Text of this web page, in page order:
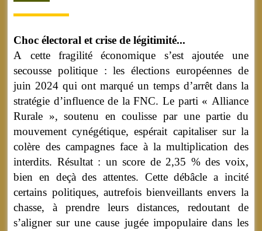
Choc électoral et crise de légitimité...
A cette fragilité économique s’est ajoutée une
secousse politique : les élections européennes de
juin 2024 qui ont marqué un temps d’arrêt dans la
stratégie d’influence de la FNC. Le parti « Alliance
Rurale », soutenu en coulisse par une partie du
mouvement cynégétique, espérait capitaliser sur la
colère des campagnes face à la multiplication des
interdits. Résultat : un score de 2,35 % des voix,
bien en deçà des attentes. Cette débâcle a incité
certains politiques, autrefois bienveillants envers la
chasse, à prendre leurs distances, redoutant de
s’aligner sur une cause jugée impopulaire dans les